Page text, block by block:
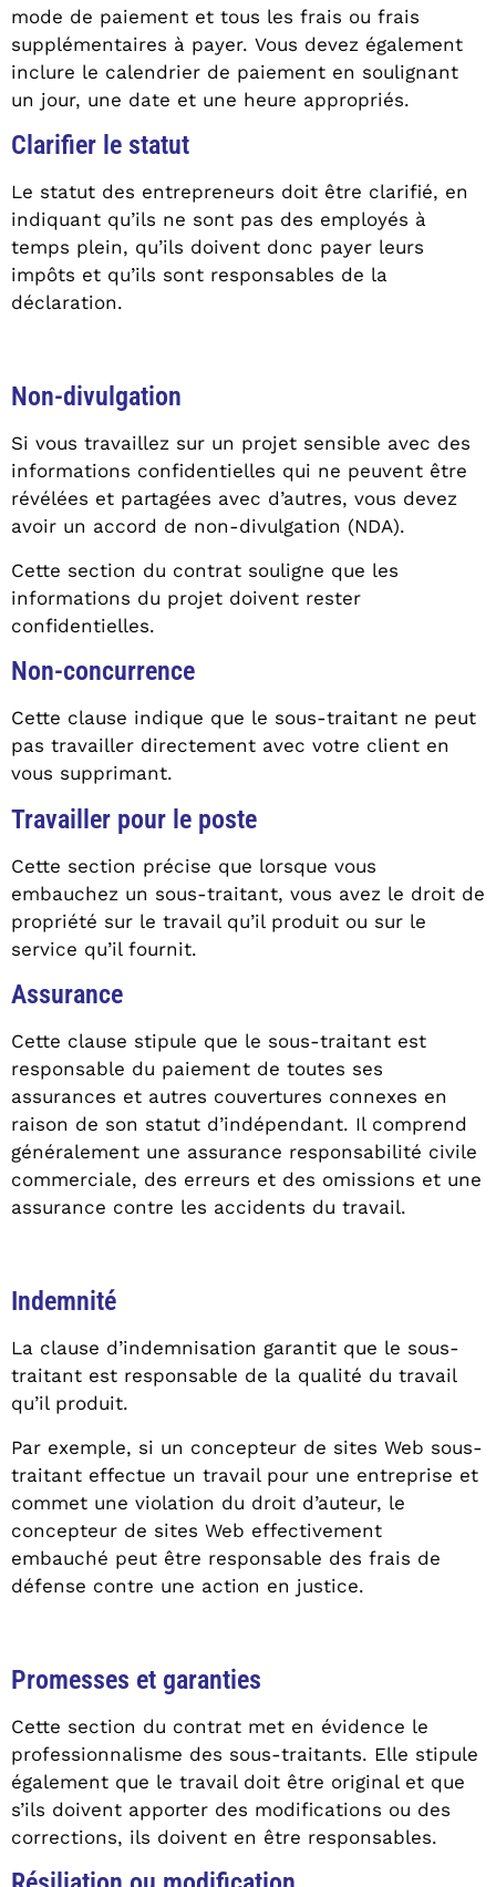
mode de paiement et tous les frais ou frais
supplémentaires à payer. Vous devez également
inclure le calendrier de paiement en soulignant
un jour, une date et une heure appropriés.
Clarifier le statut
Le statut des entrepreneurs doit être clarifié, en
indiquant qu’ils ne sont pas des employés à
temps plein, qu’ils doivent donc payer leurs
impôts et qu’ils sont responsables de la
déclaration.
Non-divulgation
Si vous travaillez sur un projet sensible avec des
informations confidentielles qui ne peuvent être
révélées et partagées avec d’autres, vous devez
avoir un accord de non-divulgation (NDA).
Cette section du contrat souligne que les
informations du projet doivent rester
confidentielles.
Non-concurrence
Cette clause indique que le sous-traitant ne peut
pas travailler directement avec votre client en
vous supprimant.
Travailler pour le poste
Cette section précise que lorsque vous
embauchez un sous-traitant, vous avez le droit de
propriété sur le travail qu’il produit ou sur le
service qu’il fournit.
Assurance
Cette clause stipule que le sous-traitant est
responsable du paiement de toutes ses
assurances et autres couvertures connexes en
raison de son statut d’indépendant. Il comprend
généralement une assurance responsabilité civile
commerciale, des erreurs et des omissions et une
assurance contre les accidents du travail.
Indemnité
La clause d’indemnisation garantit que le sous-
traitant est responsable de la qualité du travail
qu’il produit.
Par exemple, si un concepteur de sites Web sous-
traitant effectue un travail pour une entreprise et
commet une violation du droit d’auteur, le
concepteur de sites Web effectivement
embauché peut être responsable des frais de
défense contre une action en justice.
Promesses et garanties
Cette section du contrat met en évidence le
professionnalisme des sous-traitants. Elle stipule
également que le travail doit être original et que
s’ils doivent apporter des modifications ou des
corrections, ils doivent en être responsables.